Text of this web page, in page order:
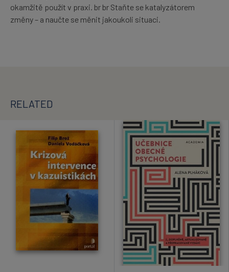
okamžitě použít v praxi. br br Staňte se katalyzátorem
změny – a naučte se měnit jakoukoli situaci.
RELATED